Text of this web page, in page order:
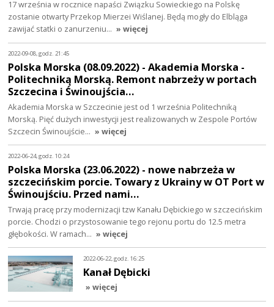
17 września w rocznice napaści Związku Sowieckiego na Polskę
zostanie otwarty Przekop Mierzei Wiślanej. Będą mogły do Elbląga
zawijać statki o zanurzeniu… » więcej
2022-09-08, godz. 21:45
Polska Morska (08.09.2022) - Akademia Morska -
Politechniką Morską. Remont nabrzeży w portach
Szczecina i Świnoujścia…
Akademia Morska w Szczecinie jest od 1 września Politechniką
Morską. Pięć dużych inwestycji jest realizowanych w Zespole Portów
Szczecin Świnoujście… » więcej
2022-06-24, godz. 10:24
Polska Morska (23.06.2022) - nowe nabrzeża w
szczecińskim porcie. Towary z Ukrainy w OT Port w
Świnoujściu. Przed nami…
Trwają pracę przy modernizacji tzw Kanału Dębickiego w szczecińskim
porcie. Chodzi o przystosowanie tego rejonu portu do 12.5 metra
głębokości. W ramach… » więcej
2022-06-22, godz. 16:25
Kanał Dębicki
» więcej